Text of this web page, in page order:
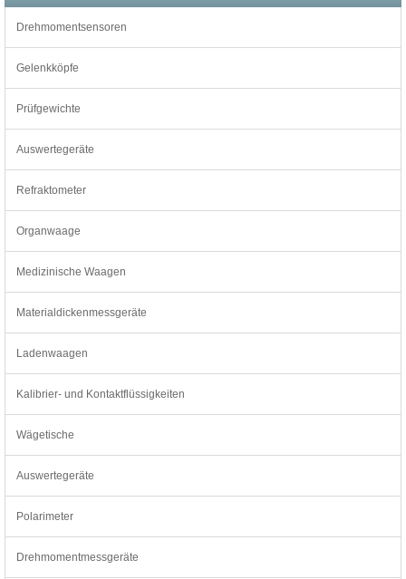
Drehmomentsensoren
Gelenkköpfe
Prüfgewichte
Auswertegeräte
Refraktometer
Organwaage
Medizinische Waagen
Materialdickenmessgeräte
Ladenwaagen
Kalibrier- und Kontaktflüssigkeiten
Wägetische
Auswertegeräte
Polarimeter
Drehmomentmessgeräte